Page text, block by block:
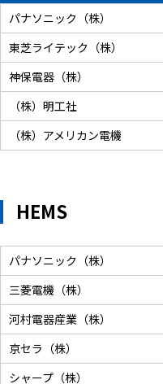
パナソニック（株）
東芝ライテック（株）
神保電器（株）
（株）明工社
（株）アメリカン電機
HEMS
パナソニック（株）
三菱電機（株）
河村電器産業（株）
京セラ（株）
シャープ（株）